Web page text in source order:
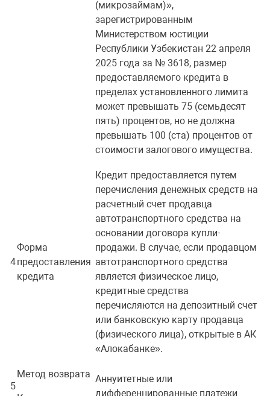
(микрозаймам)»,
зарегистрированным
Министерством юстиции
Республики Узбекистан 22 апреля
2025 года за № 3618, размер
предоставляемого кредита в
пределах установленного лимита
может превышать 75 (семьдесят
пять) процентов, но не должна
превышать 100 (ста) процентов от
стоимости залогового имущества.
4
Форма
предоставления
кредита
Кредит предоставляется путем
перечисления денежных средств на
расчетный счет продавца
автотранспортного средства на
основании договора купли-
продажи. В случае, если продавцом
автотранспортного средства
является физическое лицо,
кредитные средства
перечисляются на депозитный счет
или банковскую карту продавца
(физического лица), открытые в АК
«Алокабанке».
5
Метод возврата Аннуитетные или
дифференцированные платежи